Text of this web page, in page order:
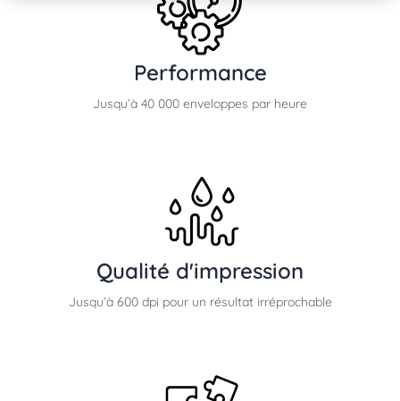
Performance
Jusqu’à 40 000 enveloppes par heure
Qualité d'impression
Jusqu’à 600 dpi pour un résultat irréprochable